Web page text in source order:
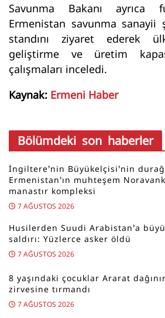
Savunma Bakanı ayrıca
Ermenistan savunma
standını ziyaret ederek
geliştirme ve üretim
çalışmaları inceledi.
Kaynak: Ermeni Haber
Bölümdeki son haberler
İngiltere’nin Büyükelçisi’nin
Ermenistan’ın muhteşem Noravank
manastır kompleksi
7 AĞUSTOS 2026
Husilerden Suudi Arabistan’a
saldırı: Yüzlerce asker öldü
7 AĞUSTOS 2026
8 yaşındaki çocuklar Ararat
zirvesine tırmandı
7 AĞUSTOS 2026